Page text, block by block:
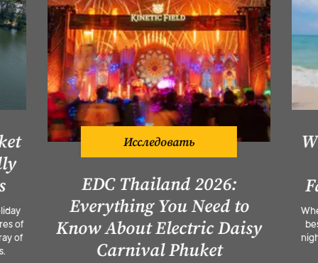
of
of
Исследовать
EDC Thailand 2026:
Everything You Need to
Know About Electric Daisy
Carnival Phuket